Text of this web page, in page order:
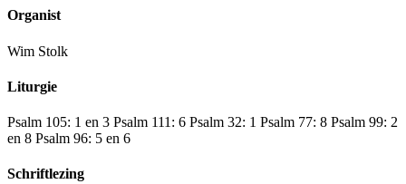
Organist
Wim Stolk
Liturgie
Psalm 105: 1 en 3 Psalm 111: 6 Psalm 32: 1 Psalm 77: 8 Psalm 99: 2
en 8 Psalm 96: 5 en 6
Schriftlezing